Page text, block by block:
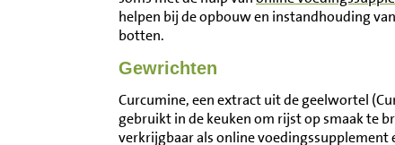
Disclaimerhelpen bij de opbouw en instandhouding
botten.
Gewrichten
Curcumine, een extract uit de geelwortel
gebruikt in de keuken om rijst op smaak te
verkrijgbaar als online